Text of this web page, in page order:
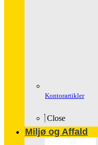
Kontorartikler
Close
Miljø og Affald